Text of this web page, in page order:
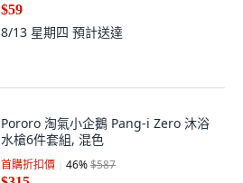
$59
8/13 星期四 預計送達
Pororo 淘氣小企鵝 Pang-i Zero 沐浴
水槍6件套組, 混色
首購折扣價 46%$587